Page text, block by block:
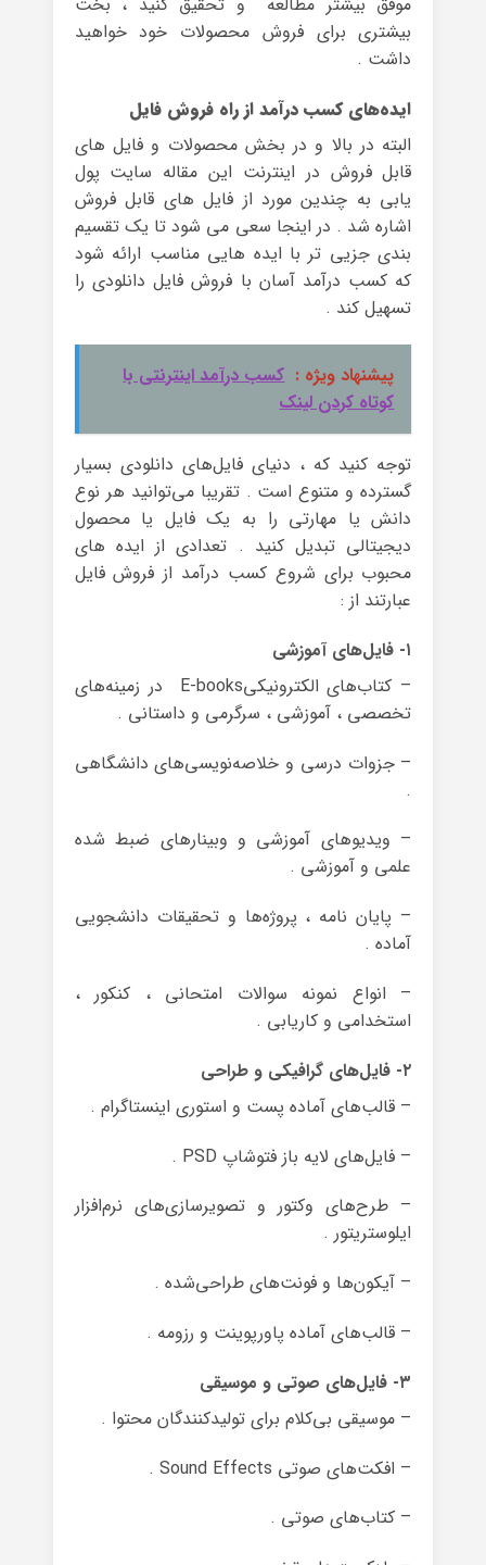
بیشتری برای فروش محصولات خود خواهید
داشت .
ایده‌های کسب درآمد از راه فروش فایل
البته در بالا و در بخش محصولات و فایل های
قابل فروش در اینترنت این مقاله سایت پول
یابی به چندین مورد از فایل های قابل فروش
اشاره شد . در اینجا سعی می شود تا یک تقسیم
بندی جزیی تر با ایده هایی مناسب ارائه شود
که کسب درآمد آسان با فروش فایل دانلودی را
تسهیل کند .
پیشنهاد ویژه : کسب درآمد اینترنتی با
کوتاه کردن لینک
توجه کنید که ، دنیای فایل‌های دانلودی بسیار
گسترده و متنوع است . تقریبا می‌توانید هر نوع
دانش یا مهارتی را به یک فایل یا محصول
دیجیتالی تبدیل کنید . تعدادی از ایده های
محبوب برای شروع کسب درآمد از فروش فایل
عبارتند از :
۱- فایل‌های آموزشی
– کتاب‌های الکترونیکیE-books در زمینه‌های
تخصصی ، آموزشی ، سرگرمی و داستانی .
– جزوات درسی و خلاصه‌نویسی‌های دانشگاهی
.
– ویدیوهای آموزشی و وبینارهای ضبط‌ شده
علمی و آموزشی .
– پایان نامه ، پروژه‌ها و تحقیقات دانشجویی
آماده .
– انواع نمونه سوالات امتحانی ، کنکور ،
استخدامی و کاریابی .
۲- فایل‌های گرافیکی و طراحی
– قالب‌های آماده پست و استوری اینستاگرام .
– فایل‌های لایه باز فتوشاپ PSD .
– طرح‌های وکتور و تصویرسازی‌های نرم‌افزار
ایلوستریتور .
– آیکون‌ها و فونت‌های طراحی‌شده .
– قالب‌های آماده پاورپوینت و رزومه .
۳- فایل‌های صوتی و موسیقی
– موسیقی بی‌کلام برای تولیدکنندگان محتوا .
– افکت‌های صوتی Sound Effects .
– کتاب‌های صوتی .